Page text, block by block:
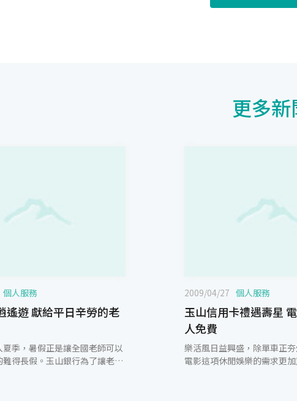
更多新
個人服務
日辛勞的老
夏季，暑假正是讓全國老師可以
難得長假。玉山銀行為了讓老師
2009/04/27 個人服務
玉山信用卡禮遇壽星 電影2人同行1
人免費
樂活風日益興盛，除單車正
電影這項休閒娛樂的需求更